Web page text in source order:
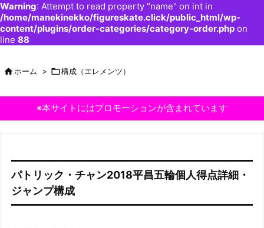
Warning: Attempt to read property "name" on int in
/home/manekinekko/figureskate.click/public_html/wp-
content/plugins/order-categories/category-order.php on
line 88
ホーム > 構成（エレメンツ）
※本サイトにはプロモーションが含まれています
パトリック・チャン2018平昌五輪個人得点詳細・
ジャンプ構成